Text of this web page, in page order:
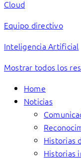
Cloud
Equipo directivo
Inteligencia Artificial
Mostrar todos los
Home
Noticias
Historias
Historias